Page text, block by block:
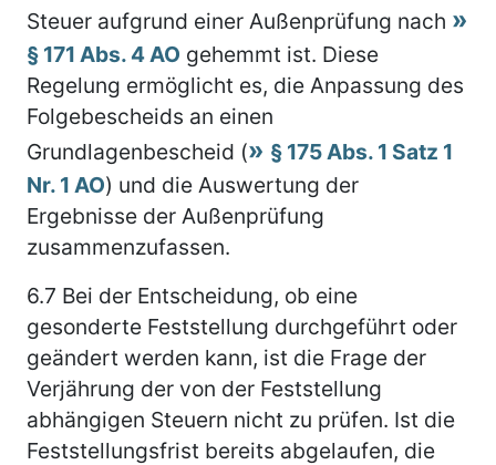
Steuer aufgrund einer Außenprüfung nach
§ 171 Abs. 4 AO gehemmt ist. Diese
Regelung ermöglicht es, die Anpassung des
Folgebescheids an einen
Grundlagenbescheid (
§ 175 Abs. 1 Satz 1
Nr. 1 AO) und die Auswertung der
Ergebnisse der Außenprüfung
zusammenzufassen.
6.7 Bei der Entscheidung, ob eine
gesonderte Feststellung durchgeführt oder
geändert werden kann, ist die Frage der
Verjährung der von der Feststellung
abhängigen Steuern nicht zu prüfen. Ist die
Feststellungsfrist bereits abgelaufen, die